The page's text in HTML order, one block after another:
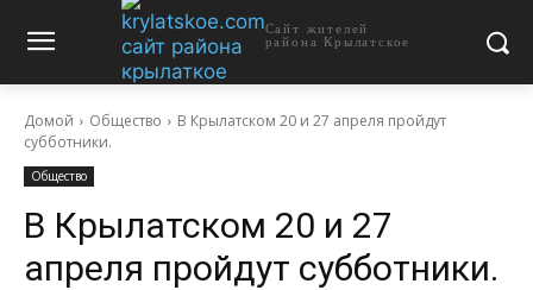
Сайт жителей
района Крылатское
Домой Общество
В Крылатском 20 и 27 апреля пройдут
субботники.
Общество
В Крылатском 20 и 27
апреля пройдут субботники.